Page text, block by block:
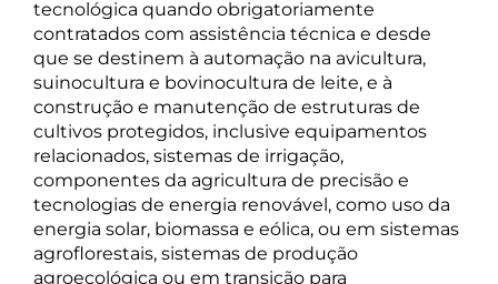
tecnológica quando obrigatoriamente
contratados com assistência técnica e desde
que se destinem à automação na avicultura,
suinocultura e bovinocultura de leite, e à
construção e manutenção de estruturas de
cultivos protegidos, inclusive equipamentos
relacionados, sistemas de irrigação,
componentes da agricultura de precisão e
tecnologias de energia renovável, como uso da
energia solar, biomassa e eólica, ou em sistemas
agroflorestais, sistemas de produção
agroecológica ou em transição para